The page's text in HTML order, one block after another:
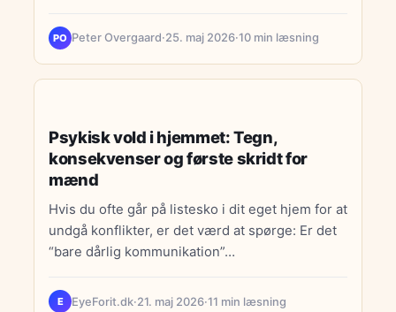
PO Peter Overgaard·25. maj 2026·10 min læsning
Psykisk vold i hjemmet: Tegn,
konsekvenser og første skridt for
mænd
Hvis du ofte går på listesko i dit eget hjem for at
undgå konflikter, er det værd at spørge: Er det
“bare dårlig kommunikation”…
E EyeForit.dk·21. maj 2026·11 min læsning